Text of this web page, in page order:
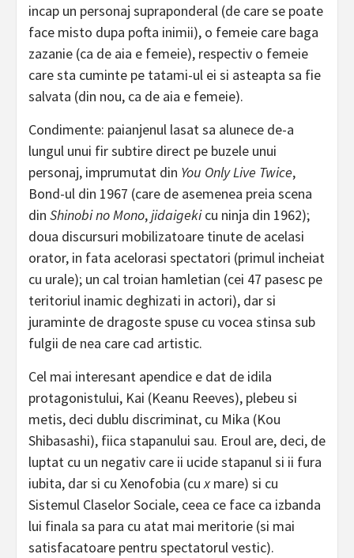
incap un personaj supraponderal (de care se poate
face misto dupa pofta inimii), o femeie care baga
zazanie (ca de aia e femeie), respectiv o femeie
care sta cuminte pe tatami-ul ei si asteapta sa fie
salvata (din nou, ca de aia e femeie).
Condimente: paianjenul lasat sa alunece de-a
lungul unui fir subtire direct pe buzele unui
personaj, imprumutat din You Only Live Twice,
Bond-ul din 1967 (care de asemenea preia scena
din Shinobi no Mono,jidaigekicu ninja din 1962);
doua discursuri mobilizatoare tinute de acelasi
orator, in fata acelorasi spectatori (primul incheiat
cu urale); un cal troian hamletian (cei 47 pasesc pe
teritoriul inamic deghizati in actori), dar si
juraminte de dragoste spuse cu vocea stinsa sub
fulgii de nea care cad artistic.
Cel mai interesant apendice e dat de idila
protagonistului, Kai (Keanu Reeves), plebeu si
metis, deci dublu discriminat, cu Mika (Kou
Shibasashi), fiica stapanului sau. Eroul are, deci, de
luptat cu un negativ care ii ucide stapanul si ii fura
iubita, dar si cu Xenofobia (cux mare) si cu
Sistemul Claselor Sociale, ceea ce face ca izbanda
lui finala sa para cu atat mai meritorie (si mai
satisfacatoare pentru spectatorul vestic).